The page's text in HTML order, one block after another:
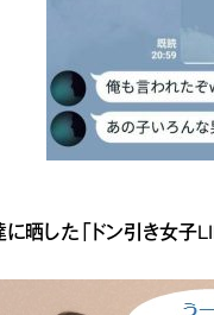
晒した「ドン引き女子